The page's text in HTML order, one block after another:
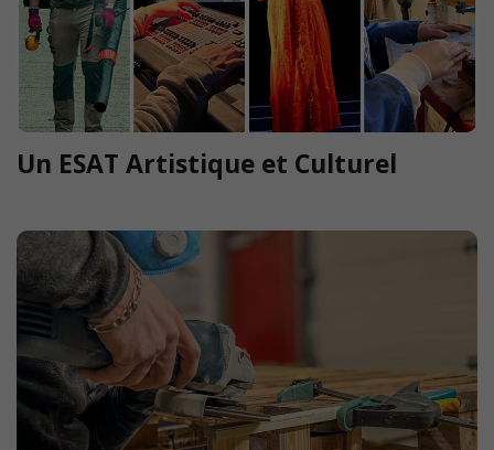
Un ESAT Artistique et Culturel